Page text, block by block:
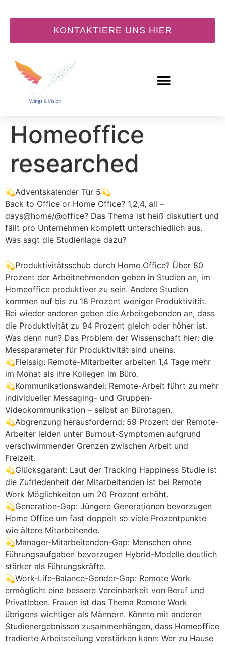
KONTAKTIERE UNS HIER
Tür 5:
Homeoffice
researched
💫Adventskalender Tür 5💫
Back to Office or Home Office? 1,2,4, all –
days@home/@office? Das Thema ist heiß diskutiert und
fällt pro Unternehmen komplett unterschiedlich aus.
Was sagt die Studienlage dazu?
💫Produktivitätsschub durch Home Office? Über 80
Prozent der Arbeitnehmenden geben in Studien an, im
Homeoffice produktiver zu sein. Andere Studien
kommen auf bis zu 18 Prozent weniger Produktivität.
Bei wieder anderen geben die Arbeitgebenden an, dass
die Produktivität zu 94 Prozent gleich oder höher ist.
Was denn nun? Das Problem der Wissenschaft hier: die
Messparameter für Produktivität sind uneins.
💫Fleissig: Remote-Mitarbeiter arbeiten 1,4 Tage mehr
im Monat als ihre Kollegen im Büro.
💫Kommunikationswandel: Remote-Arbeit führt zu mehr
individueller Messaging- und Gruppen-
Videokommunikation – selbst an Bürotagen.
💫Abgrenzung herausfordernd: 59 Prozent der Remote-
Arbeiter leiden unter Burnout-Symptomen aufgrund
verschwimmender Grenzen zwischen Arbeit und
Freizeit.
💫Glücksgarant: Laut der Tracking Happiness Studie ist
die Zufriedenheit der Mitarbeitenden ist bei Remote
Work Möglichkeiten um 20 Prozent erhöht.
💫Generation-Gap: Jüngere Generationen bevorzugen
Home Office um fast doppelt so viele Prozentpunkte
wie ältere Mitarbeitende.
💫Manager-Mitarbeitenden-Gap: Menschen ohne
Führungsaufgaben bevorzugen Hybrid-Modelle deutlich
stärker als Führungskräfte.
💫Work-Life-Balance-Gender-Gap: Remote Work
ermöglicht eine bessere Vereinbarkeit von Beruf und
Privatleben. Frauen ist das Thema Remote Work
übrigens wichtiger als Männern. Könnte mit anderen
Studienergebnissen zusammenhängen, dass Homeoffice
tradierte Arbeitsteilung verstärken kann: Wer zu Hause